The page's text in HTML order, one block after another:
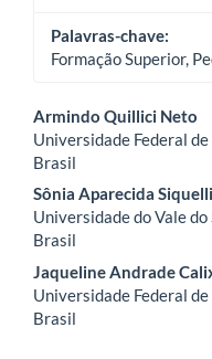
Palavras-chave:
Formação Superior,
Conteúdo
do
artigo
principal
Armindo Quillici Neto
Universidade Federal
Brasil
Sônia Aparecida Siquelli
Universidade do Vale do
Brasil
Jaqueline Andrade
Universidade Federal
Brasil